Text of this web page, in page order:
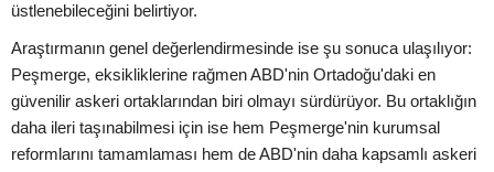
üstlenebileceğini belirtiyor.
Araştırmanın genel değerlendirmesinde ise şu sonuca ulaşılıyor:
Peşmerge, eksikliklerine rağmen ABD'nin Ortadoğu'daki en
güvenilir askeri ortaklarından biri olmayı sürdürüyor. Bu ortaklığın
daha ileri taşınabilmesi için ise hem Peşmerge'nin kurumsal
reformlarını tamamlaması hem de ABD'nin daha kapsamlı askeri